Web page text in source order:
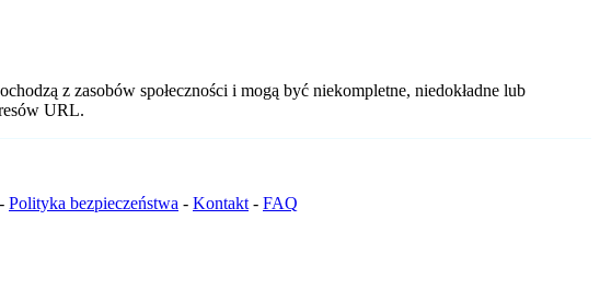
z zasobów społeczności i mogą być niekompletne, niedokładne lub
URL.
- Polityka bezpieczeństwa - Kontakt - FAQ